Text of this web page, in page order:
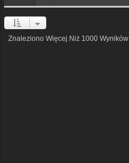
Znaleziono Więcej Niż 1000 Wyników